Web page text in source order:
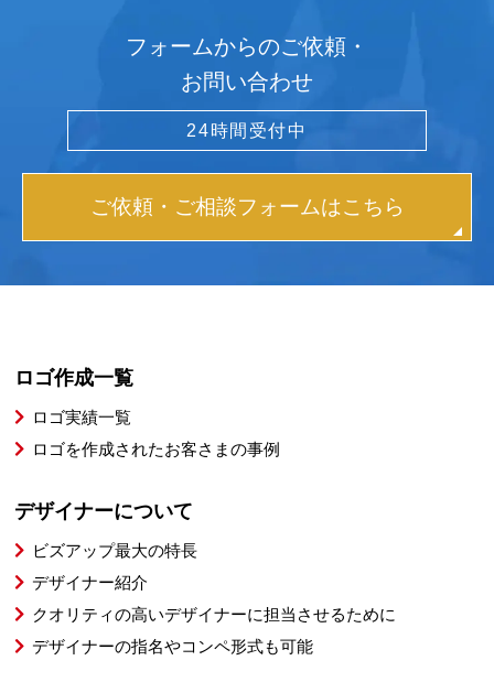
フォームからのご依頼・
お問い合わせ
24時間受付中
ご依頼・ご相談フォームはこちら
ロゴ作成一覧
ロゴ実績一覧
ロゴを作成されたお客さまの事例
デザイナーについて
ビズアップ最大の特長
デザイナー紹介
クオリティの高いデザイナーに担当させるために
デザイナーの指名やコンペ形式も可能